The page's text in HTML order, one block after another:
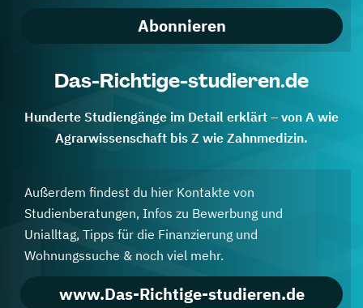
Abonnieren
Das-Richtige-studieren.de
Hunderte Studiengänge im Detail erklärt – von A wie
Agrarwissenschaft bis Z wie Zahnmedizin.
Außerdem findest du hier Kontakte von
Studienberatungen, Infos zu Bewerbung und
Unialltag, Tipps für die Finanzierung und
Wohnungssuche & noch viel mehr.
www.Das-Richtige-studieren.de